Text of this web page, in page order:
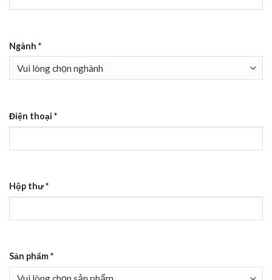
Ngành *
Điện thoại *
Hộp thư*
Sản phẩm*